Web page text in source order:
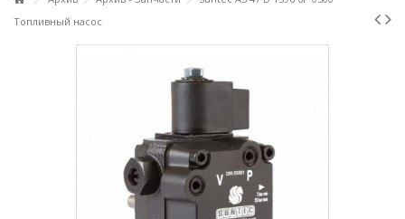
Топливный насос